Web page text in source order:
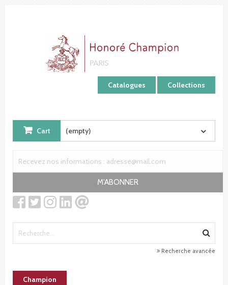
Catalogues Collections
Cart (empty)
M'ABONNER
Recherche avancée
Champion